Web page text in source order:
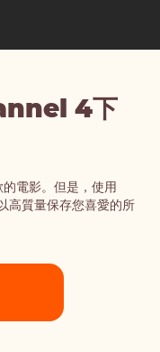
4下
電影。但是，使用
高質量保存您喜愛的所